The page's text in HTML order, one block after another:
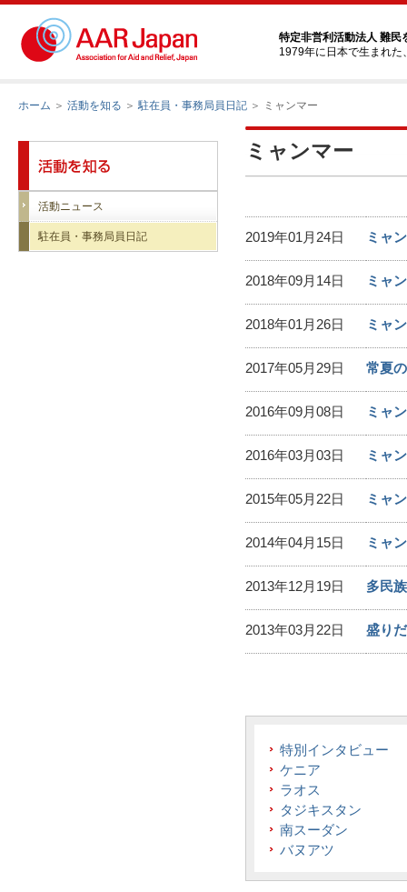
特定非営利活動法人 難民
1979年に日本で生まれた
ホーム ＞ 活動を知る ＞駐在員・事務局員日記 ＞ ミャンマー
活動ニュース
駐在員・事務局員日記
ミャンマー
2019年01月24日 ミャ
2018年09月14日 ミャ
2018年01月26日 ミャ
2017年05月29日 常夏
2016年09月08日 ミャ
2016年03月03日 ミャ
2015年05月22日 ミャ
2014年04月15日 ミャ
2013年12月19日 多民
2013年03月22日 盛り
特別インタビュー
ケニア
ラオス
タジキスタン
南スーダン
バヌアツ